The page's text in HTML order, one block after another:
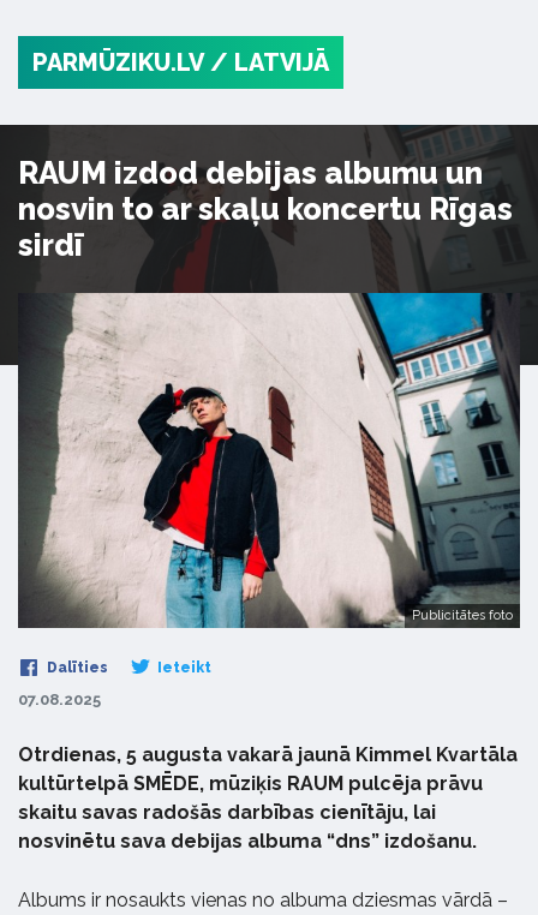
PARMŪZIKU.LV / LATVIJĀ
RAUM izdod debijas albumu un
nosvin to ar skaļu koncertu Rīgas
sirdī
Publicitātes foto
Dalīties Ieteikt
07.08.2025
Otrdienas, 5 augusta vakarā jaunā Kimmel Kvartāla
kultūrtelpā SMĒDE, mūziķis RAUM pulcēja prāvu
skaitu savas radošās darbības cienītāju, lai
nosvinētu sava debijas albuma “dns” izdošanu.
Albums ir nosaukts vienas no albuma dziesmas vārdā –